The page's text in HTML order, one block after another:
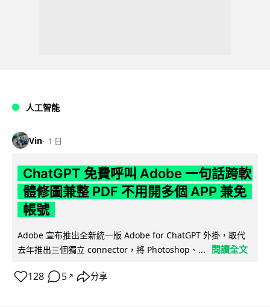
人工智能
Vin 1 日
ChatGPT 免費呼叫 Adobe 一句話跨軟
體修圖兼整 PDF 不用開多個 APP 兼免
帳號
Adobe 宣布推出全新統一版 Adobe for ChatGPT 外掛，取代
去年推出三個獨立 connector，將 Photoshop、...
閱讀全文
128 5 ↗ 分享